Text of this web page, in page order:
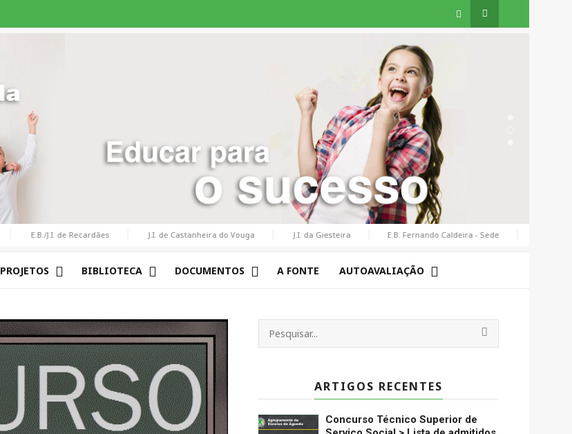
E.B./J.I. de Recardães J.I. de Castanheira do Vouga J.I. da Giesteira E.B. Fernando Caldeira - Sede
PROJETOS BIBLIOTECA DOCUMENTOS A FONTE AUTOAVALIAÇÃO
ARTIGOS RECENTES
Concurso Técnico Superior de